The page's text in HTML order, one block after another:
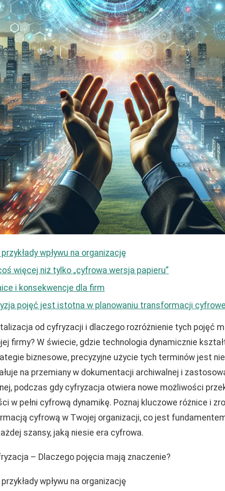
wpływu na organizację
więcej niż tylko „cyfrowa wersja papieru”
i konsekwencje dla firm
pojęć jest istotna w planowaniu transformacji
od cyfryzacji i dlaczego rozróżnienie tych pojęć
firmy? W świecie, gdzie technologia dynamicznie
biznesowe, precyzyjne użycie tych terminów jest
na przemiany w dokumentacji archiwalnej i
podczas gdy cyfryzacja otwiera nowe możliwości
w pełni cyfrową dynamikę. Poznaj kluczowe różnice i
cyfrową w Twojej organizacji, co jest
szansy, jaką niesie era cyfrowa.
– Dlaczego pojęcia mają znaczenie?
wpływu na organizację